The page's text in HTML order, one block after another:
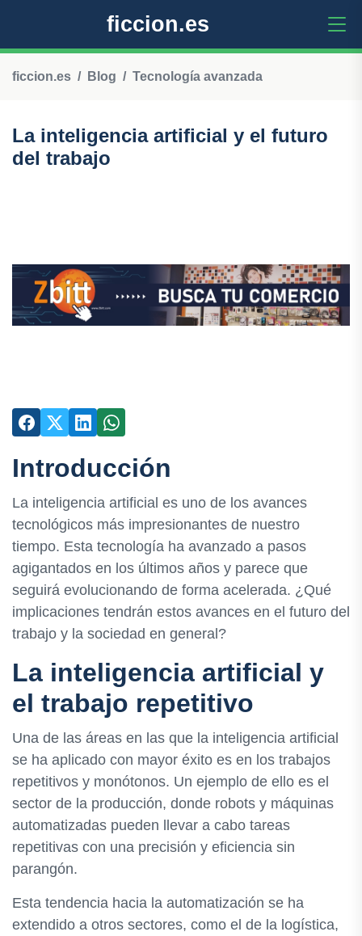
ficcion.es
ficcion.es Blog Tecnología avanzada
La inteligencia artificial y el futuro
del trabajo
Introducción
La inteligencia artificial es uno de los avances
tecnológicos más impresionantes de nuestro
tiempo. Esta tecnología ha avanzado a pasos
agigantados en los últimos años y parece que
seguirá evolucionando de forma acelerada. ¿Qué
implicaciones tendrán estos avances en el futuro del
trabajo y la sociedad en general?
La inteligencia artificial y
el trabajo repetitivo
Una de las áreas en las que la inteligencia artificial
se ha aplicado con mayor éxito es en los trabajos
repetitivos y monótonos. Un ejemplo de ello es el
sector de la producción, donde robots y máquinas
automatizadas pueden llevar a cabo tareas
repetitivas con una precisión y eficiencia sin
parangón.
Esta tendencia hacia la automatización se ha
extendido a otros sectores, como el de la logística,